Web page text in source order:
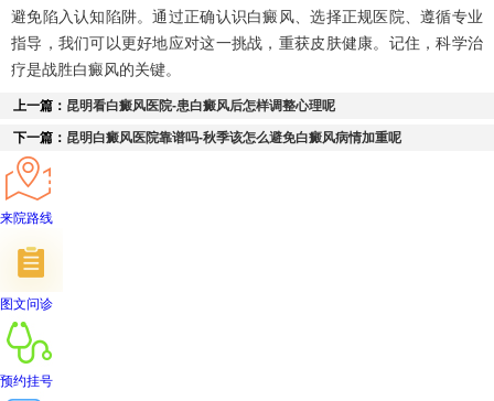
避免陷入认知陷阱。通过正确认识白癜风、选择正规医院、遵循专业
指导，我们可以更好地应对这一挑战，重获皮肤健康。记住，科学治
疗是战胜白癜风的关键。
上一篇： 昆明看白癜风医院-患白癜风后怎样调整心理呢
下一篇： 昆明白癜风医院靠谱吗-秋季该怎么避免白癜风病情加重呢
来院路线
图文问诊
预约挂号